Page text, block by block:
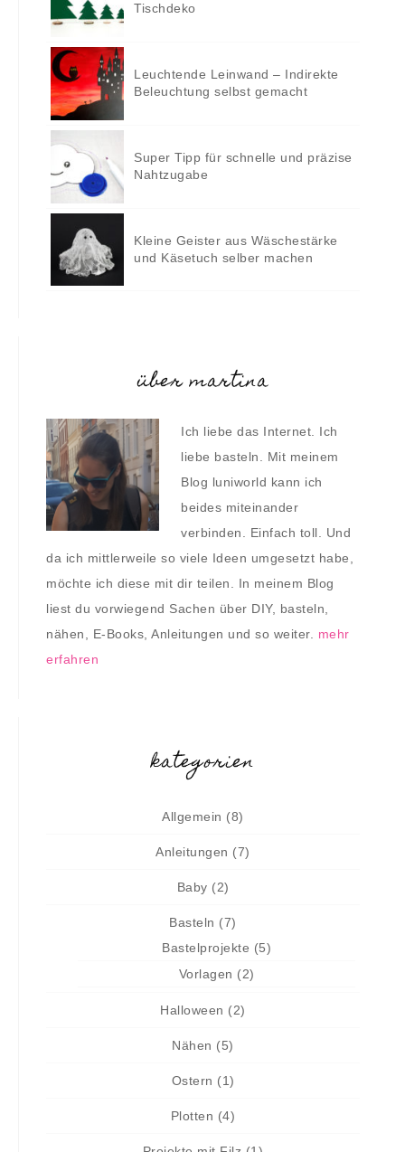
Tischdeko
Leuchtende Leinwand – Indirekte
Beleuchtung selbst gemacht
Super Tipp für schnelle und präzise
Nahtzugabe
Kleine Geister aus Wäschestärke
und Käsetuch selber machen
über martina
Ich liebe das Internet. Ich
liebe basteln. Mit meinem
Blog luniworld kann ich
beides miteinander
verbinden. Einfach toll. Und
da ich mittlerweile so viele Ideen umgesetzt habe,
möchte ich diese mit dir teilen. In meinem Blog
liest du vorwiegend Sachen über DIY, basteln,
nähen, E-Books, Anleitungen und so weiter. mehr
erfahren
kategorien
Allgemein (8)
Anleitungen (7)
Baby (2)
Basteln (7)
Bastelprojekte (5)
Vorlagen (2)
Halloween (2)
Nähen (5)
Ostern (1)
Plotten (4)